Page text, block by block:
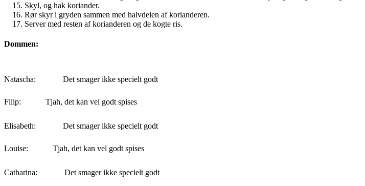
Skyl, og hak koriander.
Rør skyr i gryden sammen med halvdelen af korianderen.
Server med resten af korianderen og de kogte ris.
Dommen:
Natascha: Det smager ikke specielt godt
Filip: Tjah, det kan vel godt spises
Elisabeth: Det smager ikke specielt godt
Louise: Tjah, det kan vel godt spises
Catharina: Det smager ikke specielt godt